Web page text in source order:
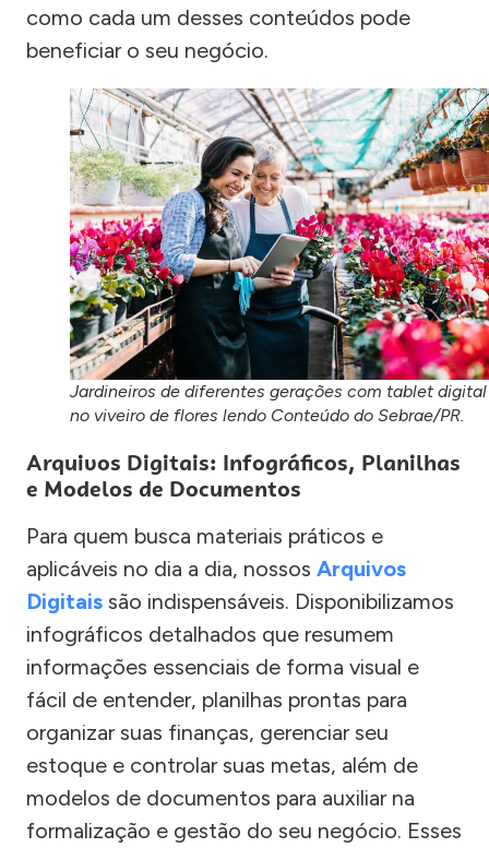
como cada um desses conteúdos pode
beneficiar o seu negócio.
Jardineiros de diferentes gerações com tablet digital
no viveiro de flores lendo Conteúdo do Sebrae/PR.
Arquivos Digitais: Infográficos, Planilhas
e Modelos de Documentos
Para quem busca materiais práticos e
aplicáveis no dia a dia, nossos Arquivos
Digitais são indispensáveis. Disponibilizamos
infográficos detalhados que resumem
informações essenciais de forma visual e
fácil de entender, planilhas prontas para
organizar suas finanças, gerenciar seu
estoque e controlar suas metas, além de
modelos de documentos para auxiliar na
formalização e gestão do seu negócio. Esses